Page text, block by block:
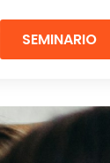
SEMINARIO